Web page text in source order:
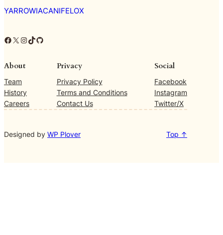
YARROWIACANIFELOX
Facebook X Instagram TikTok GitHub
About
Team
History
Careers
Privacy
Privacy Policy
Terms and Conditions
Contact Us
Social
Facebook
Instagram
Twitter/X
Designed by WP Plover Top ↑